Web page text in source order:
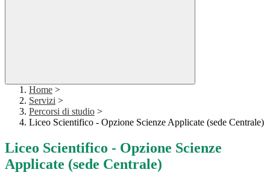
Home >
Servizi >
Percorsi di studio >
Liceo Scientifico - Opzione Scienze Applicate (sede Centrale)
Liceo Scientifico - Opzione Scienze
Applicate (sede Centrale)